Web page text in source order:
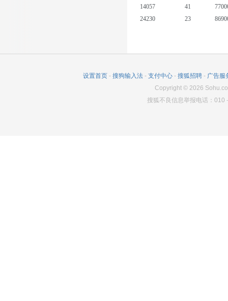
14057
41
24230
23
30149
56
55198
16
设置首页 - 搜狗输入法 - 支付中心 - 搜狐招聘 - 广告服
Copyright© 2026
搜狐不良信息举报电话：010